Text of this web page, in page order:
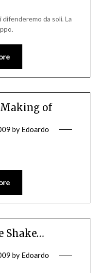
da soli. La
of
by Edoardo
Shake…
by Edoardo